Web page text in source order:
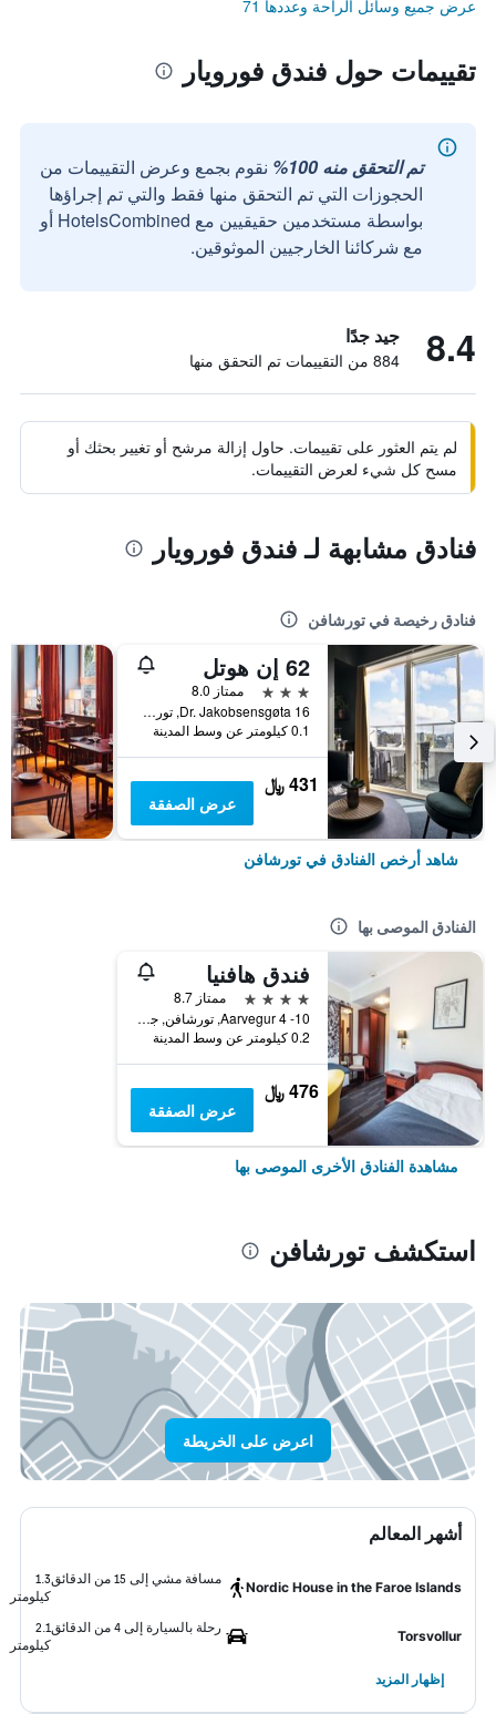
عرض جميع وسائل الراحة وعددها 71
تقييمات حول فندق فورويار
تم التحقق منه 100%
نقوم بجمع وعرض التقييمات من
الحجوزات التي تم التحقق منها فقط والتي تم إجراؤها
بواسطة مستخدمين حقيقيين مع HotelsCombined أو
مع شركائنا الخارجيين الموثوقين.
8.4 جيد جدًا
884 من التقييمات تم التحقق منها
لم يتم العثور على تقييمات. حاول إزالة مرشح أو تغيير بحثك أو
مسح كل شيء لعرض التقييمات.
فنادق مشابهة لـ فندق فورويار
فنادق رخيصة في تورشافن
62 إن هوتل
3 نجوم
ممتاز 8.0
Dr. Jakobsensgøta 16, تورشافن, جزر فارو
0.1 كيلومتر عن وسط المدينة
431 ﷼
عرض الصفقة
شاهد أرخص الفنادق في تورشافن
الفنادق الموصى بها
فندق هافنيا
4 نجوم
ممتاز 8.7
Aarvegur 4 -10, تورشافن, جزر فارو
0.2 كيلومتر عن وسط المدينة
476 ﷼
عرض الصفقة
مشاهدة الفنادق الأخرى الموصى بها
استكشف تورشافن
اعرض على الخريطة
أشهر المعالم
Nordic House in the Faroe Islands
مسافة مشي إلى 15 من الدقائق
1.3
كيلومتر
Torsvollur
رحلة بالسيارة إلى 4 من الدقائق
2.1
كيلومتر
إظهار المزيد